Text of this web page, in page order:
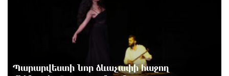
8-ամյա Մոնթե Մուրադյանն ու Սյունե Քոսակյանը
հաղթահարել են Արարատի գագաթը
Պարարվեստի նոր ձևաչափի հաջող